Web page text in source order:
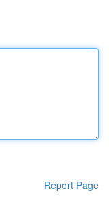
Report Page